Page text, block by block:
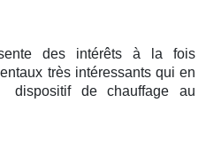
des intérêts à la fois
très intéressants qui en
de chauffage au